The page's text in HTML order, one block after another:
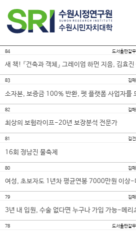
수원시민자치대
대학장 인사말
함께 걸어온 길
수강신청
수강신청하기
공지사항
84
새 책! 『건축과 객체』 그레이엄 하먼 지음, 김효진
도서출판갈무
83
소자본, 보증금 100% 반환, 펫 플랫폼 사업자를
김
82
최상의 보험라이프-20년 보장분석 전문가
김
81
16회 정남진 물축제
김
80
여성, 초보자도 1년차 평균연봉 7000만원 이상-
김
79
3년 내 입원, 수술 없다면 누구나 가입 가능-메리
김
78 도서출판갈무